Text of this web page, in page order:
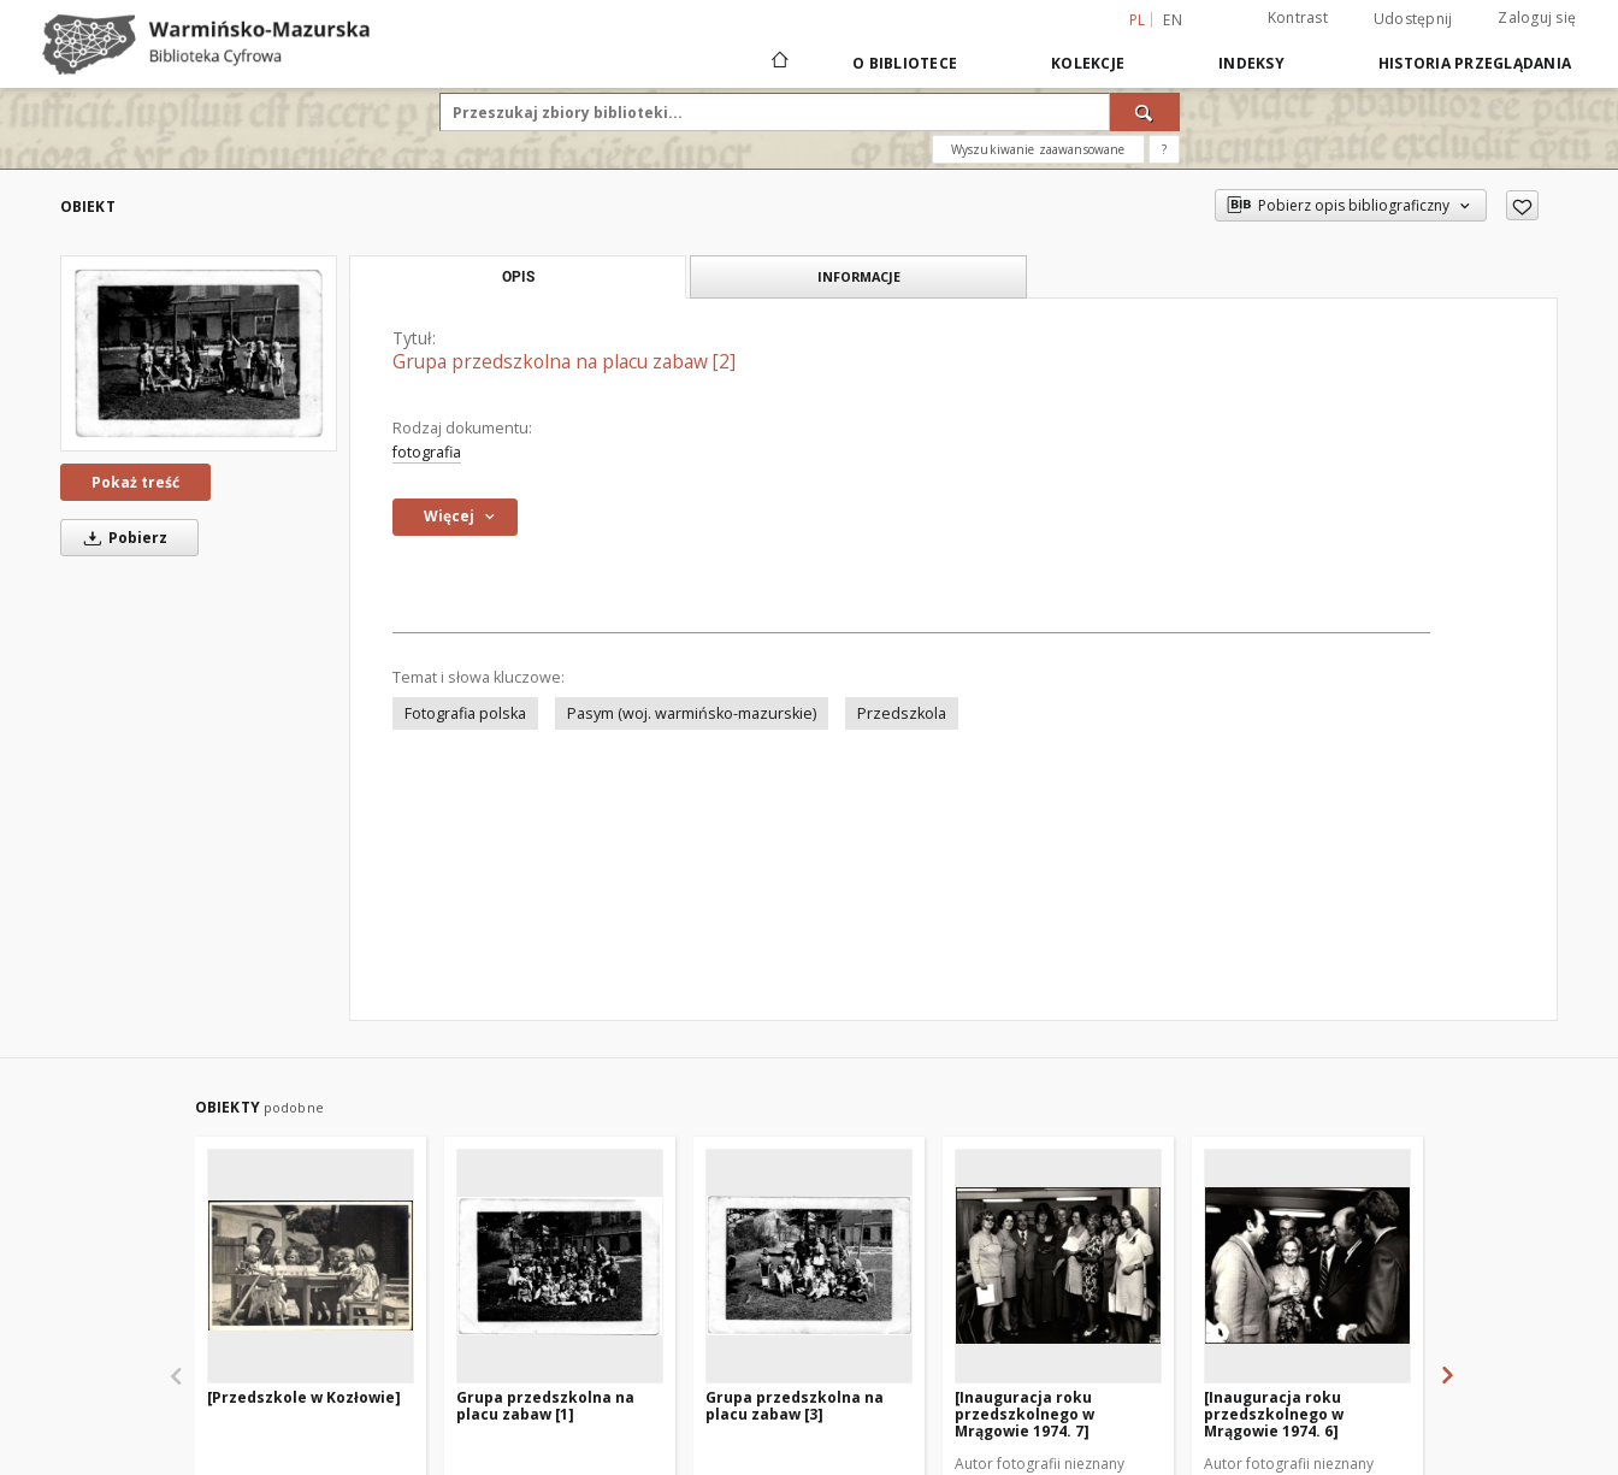
PL EN Kontrast Udostępnij Zaloguj się
O BIBLIOTECE KOLEKCJE INDEKSY HISTORIA PRZEGLĄDANIA
Wyszukiwanie zaawansowane ?
OBIEKT Pobierz opis bibliograficzny
Pokaż treść
Pobierz
OPIS INFORMACJE
Tytuł:
Grupa przedszkolna na placu zabaw [2]
Rodzaj dokumentu:
fotografia
Więcej
Temat i słowa kluczowe:
Fotografia polska
Pasym (woj. warmińsko-mazurskie) Przedszkola
OBIEKTY podobne
[Przedszkole w Kozłowie]
Grupa przedszkolna na
placu zabaw [1]
Grupa przedszkolna na
placu zabaw [3]
[Inauguracja roku
przedszkolnego w
Mrągowie 1974. 7]
Autor fotografii nieznany
[Inauguracja roku
przedszkolnego w
Mrągowie 1974. 6]
Autor fotografii nieznany